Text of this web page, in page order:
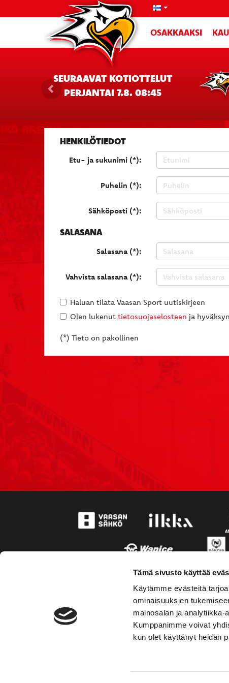
Tämä sivusto käyttää
Käytämme evästeitä
ominaisuuksien
mainosalan ja analytiikka-
Kumppanimme voivat
kun olet käyttänyt heidän
OSAKKAAKSI
SEURAAVAT KOTIOTTELUT
PERJANTAI 7.8. 08:45
HENKILÖTIEDOT
Etu- ja sukunimi (*):
Puhelin (*):
Sähköposti (*):
SALASANA
Salasana (*):
Vahvista salasana (*):
Haluan tilata Vaasan Sport uutiskirjeen
Olen lukenut tietosuojaselosteen ja
(*) Tieto on pakollinen